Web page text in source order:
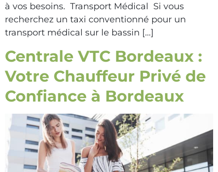
à vos besoins. Transport Médical Si vous
recherchez un taxi conventionné pour un
transport médical sur le bassin […]
Centrale VTC Bordeaux :
Votre Chauffeur Privé de
Confiance à Bordeaux